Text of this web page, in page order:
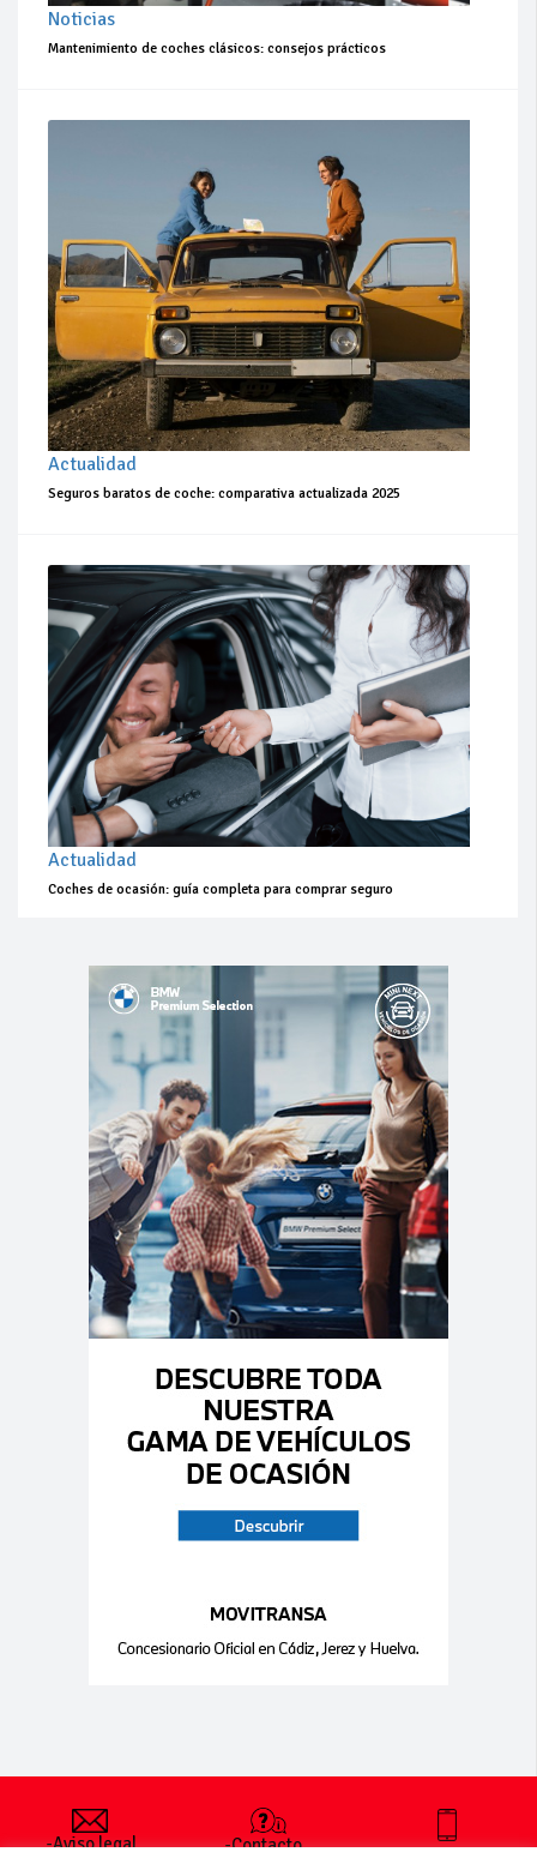
Noticias
Mantenimiento de coches clásicos: consejos prácticos
Actualidad
Seguros baratos de coche: comparativa actualizada 2025
Actualidad
Coches de ocasión: guía completa para comprar seguro
-Aviso legal
-Contacto
+34 627 35